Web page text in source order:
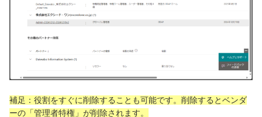
補足：役割をすぐに削除することも可能です。削除するとベンダ
ーの「管理者特権」が削除されます。